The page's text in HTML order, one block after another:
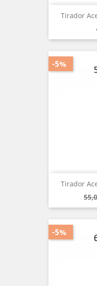
Tirador
Tirador
-5%
-5%